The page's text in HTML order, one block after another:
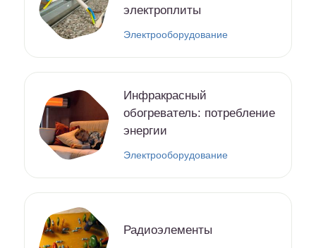
электроплиты
Электрооборудование
Инфракрасный
обогреватель: потребление
энергии
Электрооборудование
Радиоэлементы